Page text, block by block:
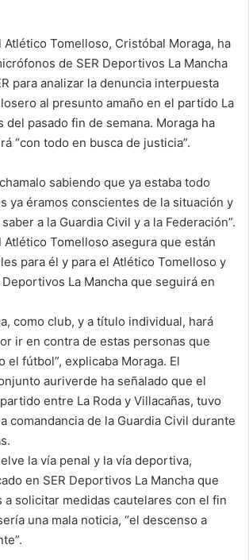
Tomelloso, Cristóbal Moraga, ha
de SER Deportivos La Mancha
para analizar la denuncia interpuesta
al presunto amaño en el partido La
del pasado fin de semana. Moraga ha
“con todo en busca de justicia”.
sabiendo que ya estaba todo
ya éramos conscientes de la situación y
a la Guardia Civil y a la Federación”.
Tomelloso asegura que están
para él y para el Atlético Tomelloso y
La Mancha que seguirá en
como club, y a título individual, hará
ir en contra de estas personas que
el fútbol”, explicaba Moraga. El
auriverde ha señalado que el
entre La Roda y Villacañas, tuvo
comandancia de la Guardia Civil durante
la vía penal y la vía deportiva,
en SER Deportivos La Mancha que
a solicitar medidas cautelares con el fin
una mala noticia, “el descenso a